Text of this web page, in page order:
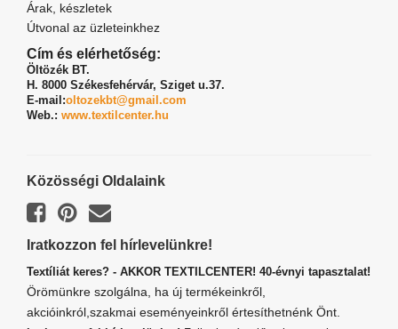
Árak, készletek
Útvonal az üzleteinkhez
Cím és elérhetőség:
Öltözék BT.
H. 8000 Székesfehérvár, Sziget u.37.
E-mail:oltozekbt@gmail.com
Web.: www.textilcenter.hu
Közösségi Oldalaink
Iratkozzon fel hírlevelünkre!
Textíliát keres? - AKKOR TEXTILCENTER! 40-évnyi tapasztalat!
Örömünkre szolgálna, ha új termékeinkről,
akcióinkról,szakmai eseményeinkről értesíthetnénk Önt.